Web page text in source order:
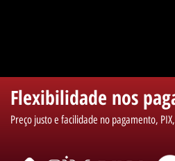
Flexibilidade nos
Preço justo e facilidade no pagamento,